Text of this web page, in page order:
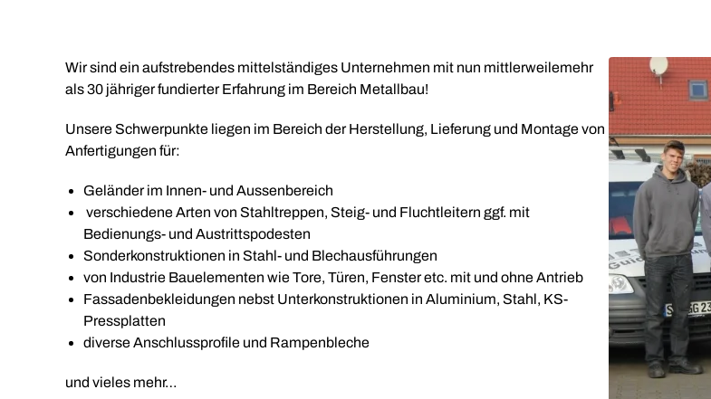
Wir sind ein aufstrebendes mittelständiges Unternehmen mit nun mittlerweilemehr
als 30 jähriger fundierter Erfahrung im Bereich Metallbau!
Unsere Schwerpunkte liegen im Bereich der Herstellung, Lieferung und Montage von
Anfertigungen für:
Geländer im Innen- und Aussenbereich
verschiedene Arten von Stahltreppen, Steig- und Fluchtleitern ggf. mit
Bedienungs- und Austrittspodesten
Sonderkonstruktionen in Stahl- und Blechausführungen
von Industrie Bauelementen wie Tore, Türen, Fenster etc. mit und ohne Antrieb
Fassadenbekleidungen nebst Unterkonstruktionen in Aluminium, Stahl, KS-
Pressplatten
diverse Anschlussprofile und Rampenbleche
und vieles mehr…